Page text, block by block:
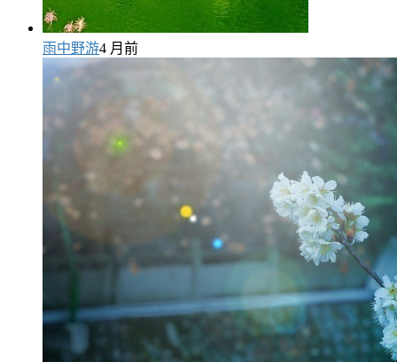
雨中野游4 月前